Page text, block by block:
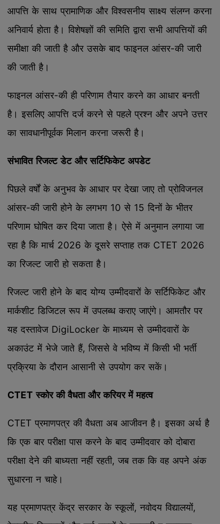
आपत्ति के साथ प्रामाणिक और विश्वसनीय साक्ष्य संलग्न करना
अनिवार्य होता है। विशेषज्ञों की समिति द्वारा सभी आपत्तियों की
समीक्षा की जाती है और उसके बाद फाइनल आंसर-की जारी
की जाती है।
फाइनल आंसर-की ही परिणाम तैयार करने का आधार बनती
है। इसलिए आपत्ति दर्ज करने से पहले प्रश्न और अपने उत्तर
का सावधानीपूर्वक मिलान करना जरूरी है।
संभावित रिजल्ट डेट और सर्टिफिकेट अपडेट
पिछले वर्षों के अनुभव के आधार पर देखा जाए तो प्रोविजनल
आंसर-की जारी होने के लगभग 10 से 15 दिनों के भीतर
परिणाम घोषित कर दिया जाता है। ऐसे में अनुमान लगाया जा
रहा है कि मार्च 2026 के दूसरे सप्ताह तक CTET 2026
का रिजल्ट जारी हो सकता है।
रिजल्ट जारी होने के बाद योग्य उम्मीदवारों के सर्टिफिकेट और
मार्कशीट डिजिटल रूप में उपलब्ध कराए जाएंगे। आमतौर पर
यह दस्तावेज DigiLocker के माध्यम से उम्मीदवारों के
अकाउंट में भेजे जाते हैं, जिससे वे भविष्य में किसी भी भर्ती
प्रक्रिया के दौरान आसानी से उपयोग कर सकें।
CTET स्कोर की वैधता और करियर में महत्व
CTET प्रमाणपत्र की वैधता अब आजीवन है। इसका अर्थ है
कि एक बार परीक्षा पास करने के बाद उम्मीदवार को दोबारा
परीक्षा देने की बाध्यता नहीं रहती, जब तक कि वह अपने अंक
सुधारना न चाहे।
यह प्रमाणपत्र केंद्र सरकार के स्कूलों, नवोदय विद्यालयों,